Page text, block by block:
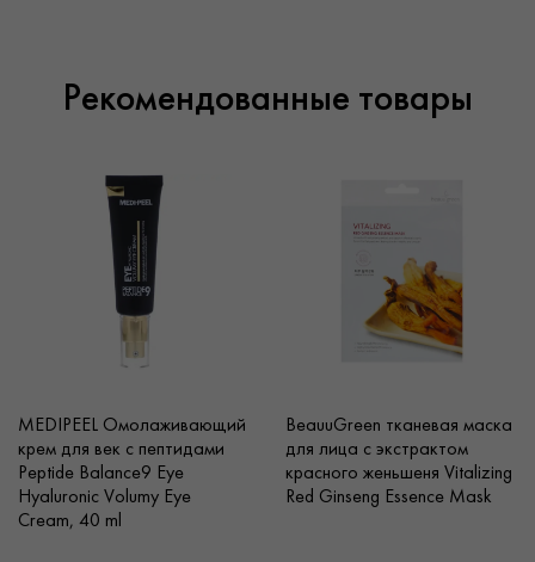
Украине.
Рекомендованные товары
MEDIPEEL Омолаживающий
крем для век с пептидами
Peptide Balance9 Eye
Hyaluronic Volumy Eye
Cream, 40 ml
BeauuGreen тканевая маска
для лица с экстрактом
красного женьшеня Vitalizing
Red Ginseng Essence Mask